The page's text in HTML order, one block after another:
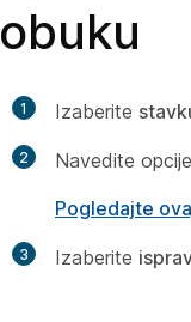
obuku
1 Izaberite
2 Navedite
Pogledajte
3 Izaberite